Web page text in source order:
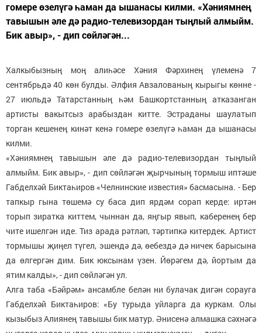
гомере өзелүгә һаман да ышанасы килми. «Хәниямнең
тавышын әле дә радио-телевизордан тыңлый алмыйм.
Бик авыр», - дип сөйләгән...
Халкыбызның моң алиһәсе Хәния Фәрхинең үлеменә 7
сентябрьдә 40 көн булды. Әлфия Авзалованың кырыгы көнне -
27 июльдә Татарстанның һәм Башкортстанның атказанган
артисты вакытсыз арабыздан китте. Эстраданы шаулатып
торган кешенең кинәт кенә гомере өзелүгә һаман да ышанасы
килми.
«Хәниямнең тавышын әле дә радио-телевизордан тыңлый
алмыйм. Бик авыр», - дип сөйләгән җырчының тормыш иптәше
Габделхәй Биктаһиров «Челнинские известия» басмасына. - Бер
тапкыр гына төшемә су баса дип ярдәм сорап керде: иртән
торып зиратка киттем, чыннан да, яңгыр явып, каберенең бер
чите ишелгән иде. Тиз арада рәтләп, тәртипкә китердек. Артист
тормышы җиңел түгел, эшендә дә, өебездә дә ничек барысына
да өлгергән дим. Бик юксынам үзен. Йөрәгем дә, йортым да
ятим калды», - дип сөйләгән ул.
Алга таба «Бәйрәм» ансамбле белән ни булачак дигән сорауга
Габделхәй Биктаһиров: «Бу турыда уйларга да куркам. Олы
кызыбыз Алиянең тавышы бик матур. Әнисенә алмашка сәхнәгә